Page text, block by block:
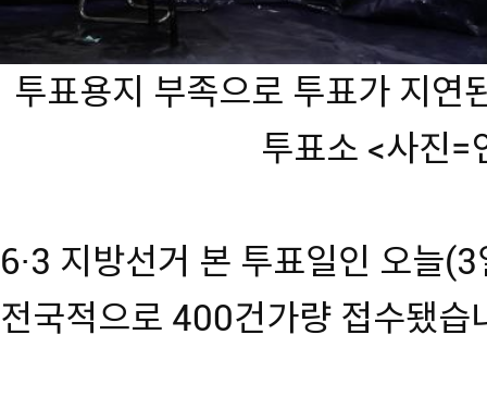
투표용지 부족으로 투표가 지연
투표소 <사진=
6·3 지방선거 본 투표일인 오늘
전국적으로 400건가량 접수됐습